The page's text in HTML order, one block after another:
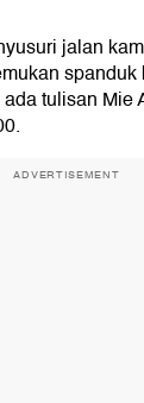
jalan
tulisan Mie
ADVERTISEMENT